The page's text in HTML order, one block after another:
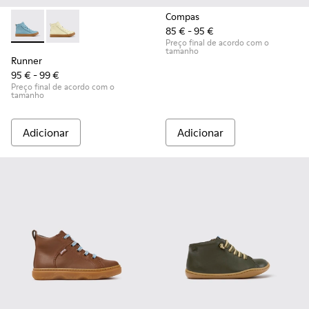
Runner - K900421-001 - Ténis de pele azuis para crianças.
Runner - K900421-002
Runner
95 € - 99 €
Preço final de acordo com o
tamanho
Adicionar
Compas
85 € - 95 €
Preço final de acordo com o
tamanho
Adicionar